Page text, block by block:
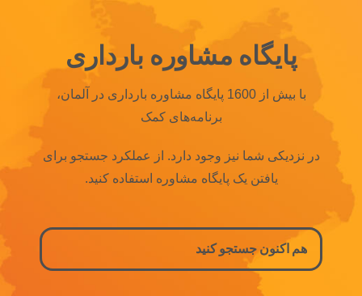
پایگاه مشاوره بارداری
با بیش از 1600 پایگاه مشاوره بارداری در آلمان،
برنامه‌های کمک
در نزدیکی شما نیز وجود دارد. از عملکرد جستجو برای
یافتن یک پایگاه مشاوره استفاده کنید.